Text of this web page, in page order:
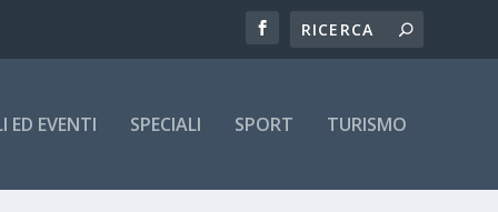
ED EVENTI SPECIALI SPORT TURISMO